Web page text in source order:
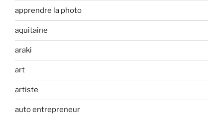
apprendre la photo
aquitaine
araki
art
artiste
auto entrepreneur